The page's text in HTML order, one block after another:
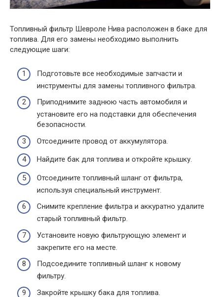
Топливный фильтр Шевроле Нива расположен в баке для
топлива. Для его замены необходимо выполнить
следующие шаги:
Подготовьте все необходимые запчасти и
инструменты для замены топливного фильтра.
Приподнимите заднюю часть автомобиля и
установите его на подставки для обеспечения
безопасности.
Отсоедините провод от аккумулятора.
Найдите бак для топлива и откройте крышку.
Отсоедините топливный шланг от фильтра,
используя специальный инструмент.
Снимите крепление фильтра и аккуратно удалите
старый топливный фильтр.
Установите новую фильтрующую элемент и
закрепите его на месте.
Подсоедините топливный шланг к новому
фильтру.
Закройте крышку бака для топлива.